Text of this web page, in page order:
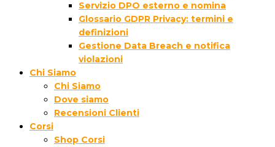
Servizio DPO esterno e nomina
Glossario GDPR Privacy: termini e
definizioni
Gestione Data Breach e notifica
violazioni
Chi Siamo
Chi Siamo
Dove siamo
Recensioni Clienti
Corsi
Shop Corsi